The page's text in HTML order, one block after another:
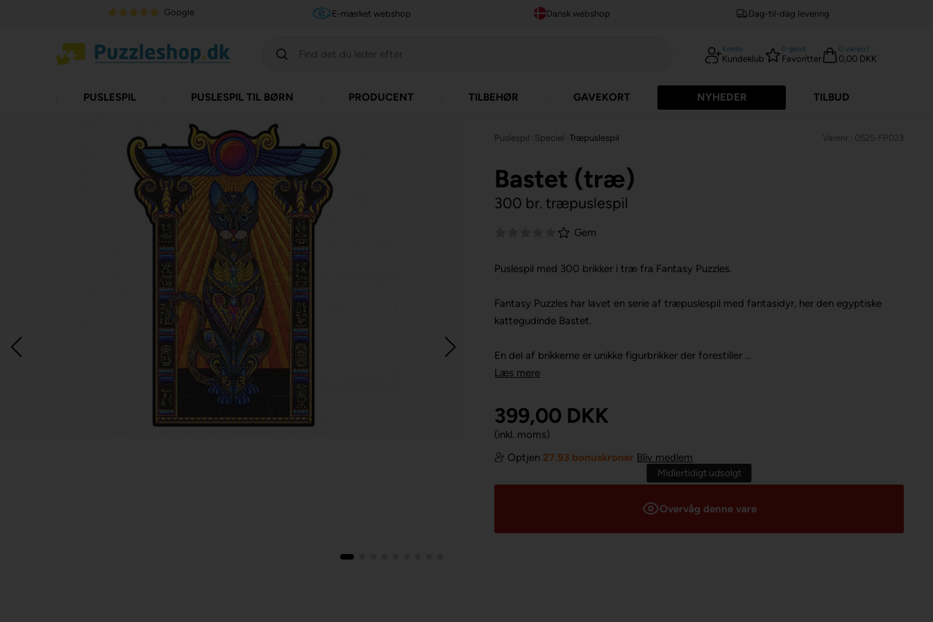
Google E-mærket webshop Dansk webshop Dag-til-dag levering
Konto
Kundeklub
0 gemt
Favoritter
0 vare(r)
0,00 DKK
PUSLESPIL PUSLESPIL TIL BØRN PRODUCENT TILBEHØR GAVEKORT NYHEDER TILBUD
Puslespil Speciel »Træpuslespil Varenr.: 0525-FP023
Bastet (træ)
300 br. træpuslespil
Gem
Puslespil med 300 brikker i træ fra Fantasy Puzzles.
Fantasy Puzzles har lavet en serie af træpuslespil med fantasidyr, her den egyptiske
kattegudinde Bastet.
En del af brikkerne er unikke figurbrikker der forestiller ...
Læs mere
399,00 DKK
(inkl. moms)
Optjen 27.93 bonuskroner Bliv medlem
Midlertidigt udsolgt
Overvåg denne vare